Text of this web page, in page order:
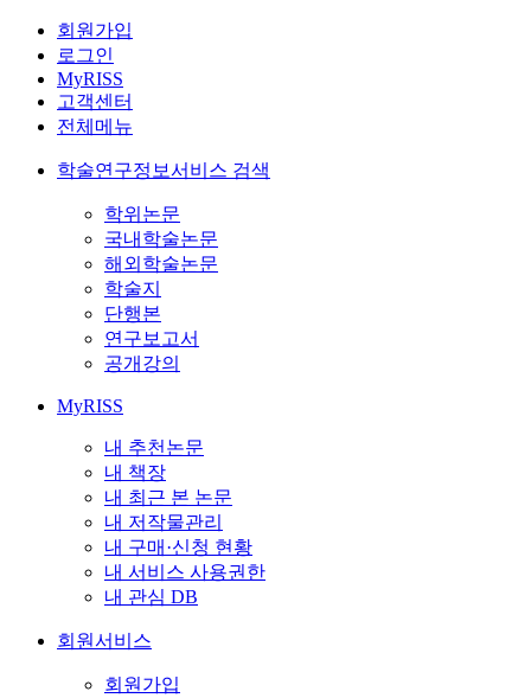
회원가입
로그인
MyRISS
고객센터
전체메뉴
학술연구정보서비스 검색
학위논문
국내학술논문
해외학술논문
학술지
단행본
연구보고서
공개강의
MyRISS
내 추천논문
내 책장
내 최근 본 논문
내 저작물관리
내 구매·신청 현황
내 서비스 사용권한
내 관심 DB
회원서비스
회원가입